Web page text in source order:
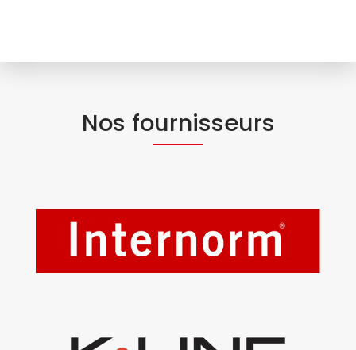
Nos fournisseurs